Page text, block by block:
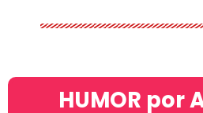
HUMOR por